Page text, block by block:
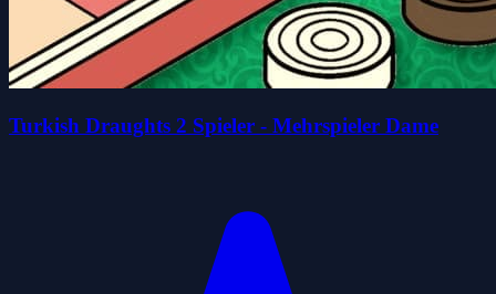
Turkish Draughts 2 Spieler - Mehrspieler Dame